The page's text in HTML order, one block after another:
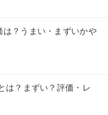
？うまい・まずいかや
は？まずい？評価・レ